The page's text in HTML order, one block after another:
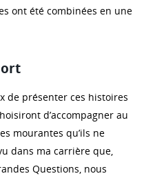
ont été combinées en une
de présenter ces histoires
d’accompagner au
mourantes qu’ils ne
dans ma carrière que,
Questions, nous